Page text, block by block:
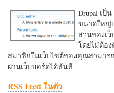
Drupal เป็
ขนาดใหญ่
ส่วนของเ
โดยไม่ต้อง
สมาชิกในเว็บไซต์ของคุณสามา
ผ่านเว็บบอร์ดได้ทันที
RSS Feed ในตัว